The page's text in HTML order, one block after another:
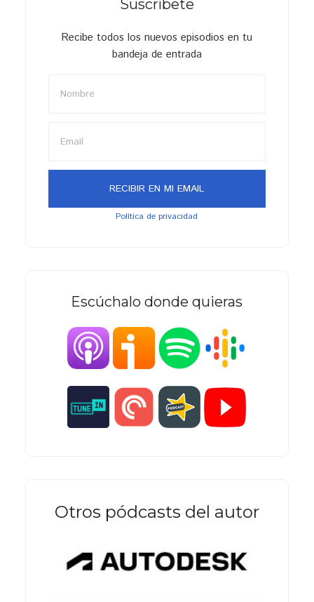
Suscríbete
Recibe todos los nuevos episodios en tu
bandeja de entrada
Política de privacidad
Escúchalo donde quieras
Otros pódcasts del autor